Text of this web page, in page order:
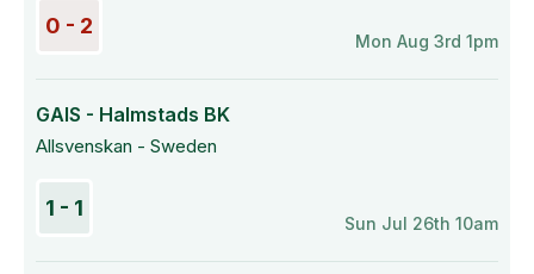
0 - 2
Mon Aug 3rd 1pm
GAIS - Halmstads BK
Allsvenskan - Sweden
1 - 1
Sun Jul 26th 10am